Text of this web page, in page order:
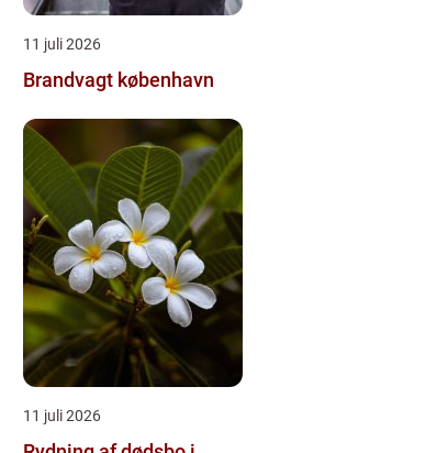
11 juli 2026
Brandvagt københavn
11 juli 2026